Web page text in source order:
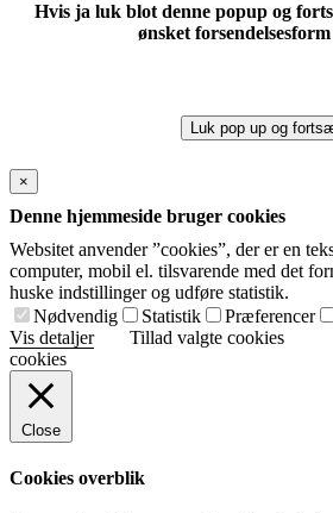
Hvis ja luk blot denne popup og
ønsket
Luk pop up og
×
Denne hjemmeside bruger cookies
Websitet anvender ”cookies”, der er en
computer, mobil el. tilsvarende med det
huske indstillinger og udføre statistik.
Nødvendig
Statistik Præferencer
Vis detaljer
Tillad valgte cookies
cookies
Close
Cookies overblik